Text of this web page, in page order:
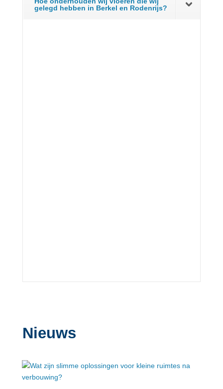
gelegd hebben in Berkel en Rodenrijs?
Nieuws